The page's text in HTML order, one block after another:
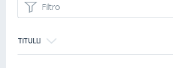
Filtro
TITULLI